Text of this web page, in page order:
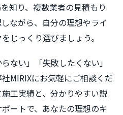
知り、複数業者の見積もり
ながら、自分の理想やライ
じっくり選びましょう。
ない」「失敗したくない」
MIRIXにお気軽にご相談くだ
工実績と、分かりやすい説
ートで、あなたの理想のキ